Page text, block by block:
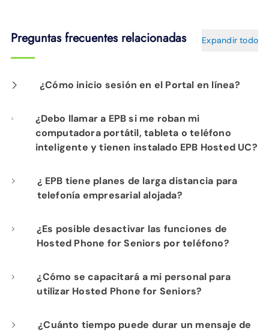
Preguntas frecuentes relacionadas Expandir todo
¿Cómo inicio sesión en el Portal en línea?
Inicie sesión en "phone.epbfi.com". Ingrese el
número de su teléfono de escritorio y el
número PIN de su correo de voz para la
¿Debo llamar a EPB si me roban mi
computadora portátil, tableta o teléfono
inteligente y tienen instalado EPB Hosted UC?
Sí. Comuníquese con EPB al 423-648-1500
Podemos desactivar la cuenta para evitar el
acceso a su número. Si se desconectó la
tener el nombre de usuario y la contraseña
recomendamos que se comunique con
¿ EPB tiene planes de larga distancia para
telefonía empresarial alojada?
Sí. Elija planes nacionales e internacionales
confiables que se puedan cambiar en
gratuitos actuales para tener una sola factura
programe su evaluación gratuita de
¿Es posible desactivar las funciones de
Hosted Phone for Seniors por teléfono?
Todas las funciones disponibles vienen de
serie con cada teléfono. Sin embargo, puedes
¿Cómo se capacitará a mi personal para
utilizar Hosted Phone for Seniors?
Después de seleccionar una solución de
¿Cuánto tiempo puede durar un mensaje de